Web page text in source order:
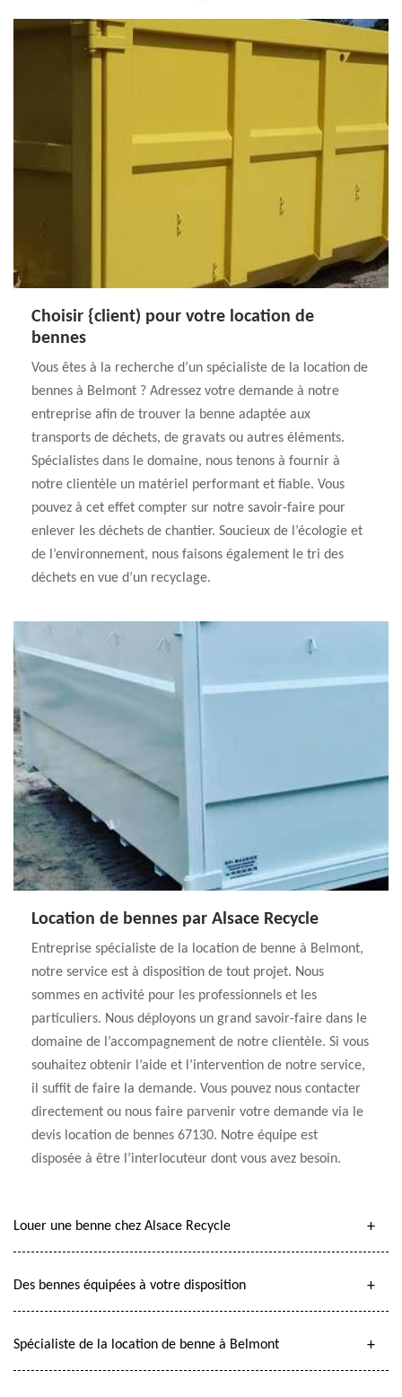
Choisir {client) pour votre location de
bennes
Vous êtes à la recherche d’un spécialiste de la location de
bennes à Belmont ? Adressez votre demande à notre
entreprise afin de trouver la benne adaptée aux
transports de déchets, de gravats ou autres éléments.
Spécialistes dans le domaine, nous tenons à fournir à
notre clientèle un matériel performant et fiable. Vous
pouvez à cet effet compter sur notre savoir-faire pour
enlever les déchets de chantier. Soucieux de l’écologie et
de l’environnement, nous faisons également le tri des
déchets en vue d’un recyclage.
Location de bennes par Alsace Recycle
Entreprise spécialiste de la location de benne à Belmont,
notre service est à disposition de tout projet. Nous
sommes en activité pour les professionnels et les
particuliers. Nous déployons un grand savoir-faire dans le
domaine de l’accompagnement de notre clientèle. Si vous
souhaitez obtenir l’aide et l’intervention de notre service,
il suffit de faire la demande. Vous pouvez nous contacter
directement ou nous faire parvenir votre demande via le
devis location de bennes 67130. Notre équipe est
disposée à être l’interlocuteur dont vous avez besoin.
Louer une benne chez Alsace Recycle
Des bennes équipées à votre disposition
Spécialiste de la location de benne à Belmont